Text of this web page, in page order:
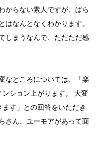
からない素人ですが、ぱら
はなんとなくわかります。
しまうなんで、ただただ感
なところについては、「楽
ション上がります。 大変
す」との回答をいただき
さん、ユーモアがあって面